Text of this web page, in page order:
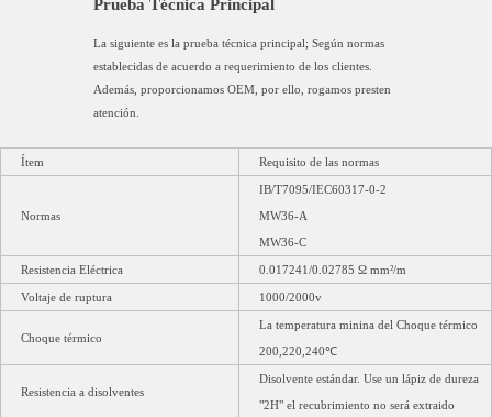
La siguiente es la prueba técnica principal; Según normas
establecidas de acuerdo a requerimiento de los clientes.
Además, proporcionamos OEM, por ello, rogamos presten
atención.
Ítem Requisito de las normas
Normas
IB/T7095/IEC60317-0-2
MW36-A
MW36-C
Resistencia Eléctrica 0.017241/0.02785 Ω mm²/m
Voltaje de ruptura 1000/2000v
Choque térmico
La temperatura minina del Choque térmico
200,220,240℃
Resistencia a disolventes
Disolvente estándar. Use un lápiz de dureza
"2H" el recubrimiento no será extraido